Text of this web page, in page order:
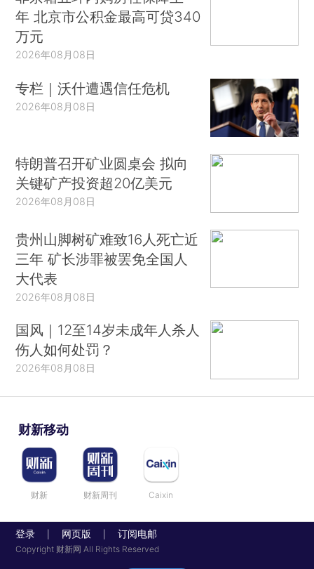
年 北京市公积金最高可贷340
万元
2026年08月08日
专栏｜沃什遭遇信任危机
2026年08月08日
特朗普召开矿业圆桌会 拟向
关键矿产投资超20亿美元
2026年08月08日
贵州山脚树矿难致16人死亡近
三年 矿长涉罪被罢免全国人
大代表
2026年08月08日
国风｜12至14岁未成年人杀人
伤人如何处罚？
2026年08月08日
财新移动
财新 财新周刊 Caixin
登录 网页版 订阅电邮
Copyright 财新网 All Rights Reserved